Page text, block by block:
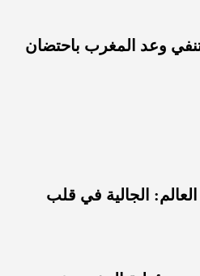
الفيفا تنفي وعد المغرب باحتضان
العالم: الجالية في قلب